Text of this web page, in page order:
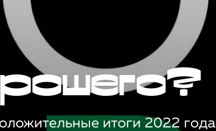
итоги 2022 года